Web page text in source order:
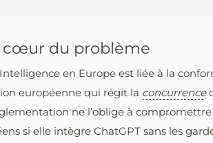
cœur du problème
en Europe est liée à la
européenne qui régit la concurrence
ne l’oblige à
si elle intègre ChatGPT sans les